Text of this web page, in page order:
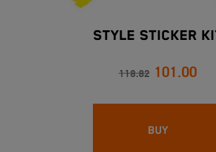
STYLE STICKER
118.82 101.00
BUY